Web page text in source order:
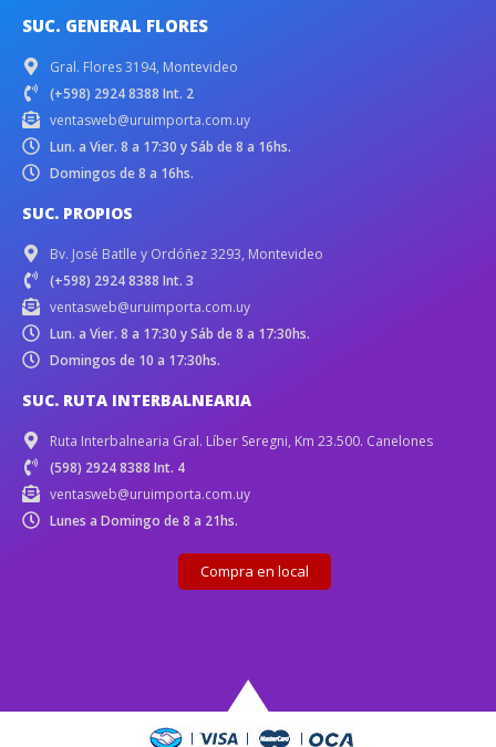
SUC. GENERAL FLORES
Gral. Flores 3194, Montevideo
(+598) 2924 8388 Int. 2
ventasweb@uruimporta.com.uy
Lun. a Vier. 8 a 17:30 y Sáb de 8 a 16hs.
Domingos de 8 a 16hs.
SUC. PROPIOS
Bv. José Batlle y Ordóñez 3293, Montevideo
(+598) 2924 8388 Int. 3
ventasweb@uruimporta.com.uy
Lun. a Vier. 8 a 17:30 y Sáb de 8 a 17:30hs.
Domingos de 10 a 17:30hs.
SUC. RUTA INTERBALNEARIA
Ruta Interbalnearia Gral. Líber Seregni, Km 23.500. Canelones
(598) 2924 8388 Int. 4
ventasweb@uruimporta.com.uy
Lunes a Domingo de 8 a 21hs.
Compra en local